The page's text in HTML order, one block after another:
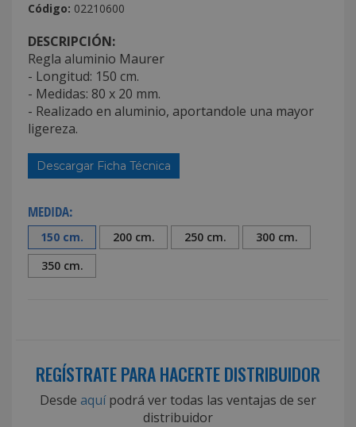
Código: 02210600
DESCRIPCIÓN:
Regla aluminio Maurer
- Longitud: 150 cm.
- Medidas: 80 x 20 mm.
- Realizado en aluminio, aportandole una mayor
ligereza.
Descargar Ficha Técnica
MEDIDA:
150 cm. 200 cm. 250 cm.
300 cm.
350 cm.
REGÍSTRATE PARA HACERTE DISTRIBUIDOR
Desde aquípodrá ver todas las ventajas de ser
distribuidor